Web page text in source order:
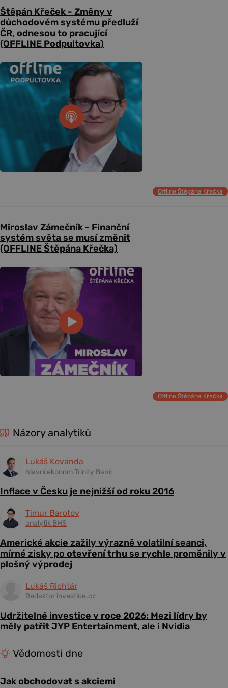
Štěpán Křeček - Změny v
důchodovém systému předluží
ČR, odnesou to pracující
(OFFLINE Podpultovka)
Offline Štěpána Křečka
Miroslav Zámečník - Finanční
systém světa se musí změnit
(OFFLINE Štěpána Křečka)
Offline Štěpána Křečka
Názory analytiků
Lukáš Kovanda
hlavní ekonom Trinity Bank
Inflace v Česku je nejnižší od roku 2016
Timur Barotov
analytik BHS
Americké akcie zažily výrazně volatilní seanci,
mírné zisky po otevření trhu se rychle proměnily v
plošný výprodej
Lukáš Richtár
Redaktor investice.cz
Udržitelné investice v roce 2026: Mezi lídry by
měly patřit JYP Entertainment, ale i Nvidia
Vědomosti dne
Jak obchodovat s akciemi